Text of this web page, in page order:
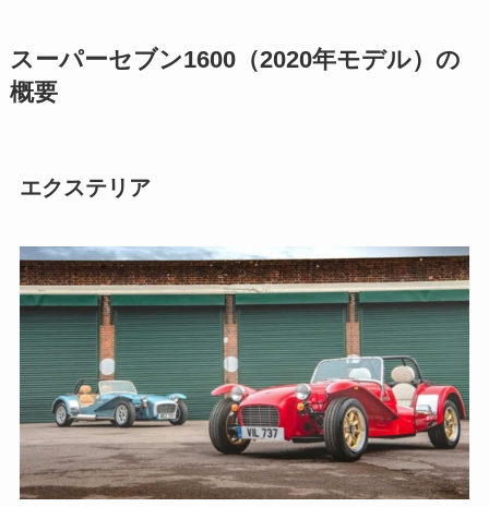
スーパーセブン1600（2020年モデル）の
概要
エクステリア